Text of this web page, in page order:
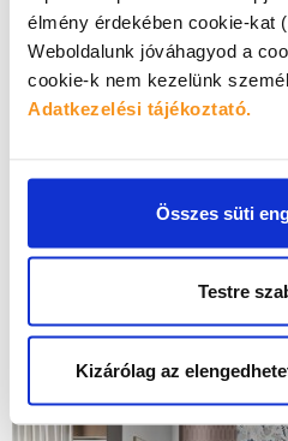
élmény érdekében cookie-kat
Weboldalunk jóváhagyod a
cookie-k nem kezelünk
Adatkezelési tájékoztató.
Összes süti
Testre
Kizárólag az